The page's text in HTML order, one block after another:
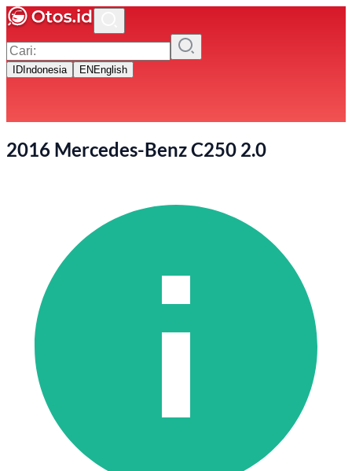
ID Indonesia EN English
2016 Mercedes-Benz C250 2.0